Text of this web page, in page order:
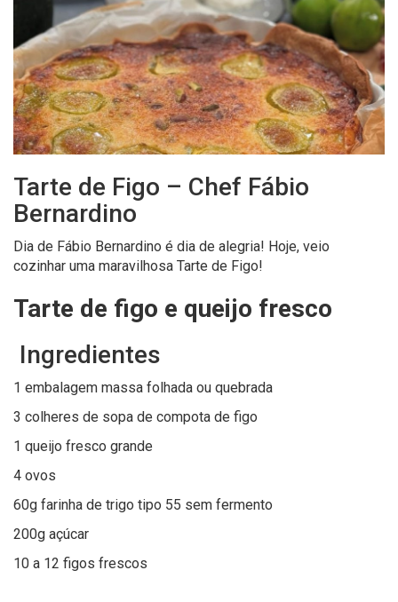
Tarte de Figo – Chef Fábio
Bernardino
Dia de Fábio Bernardino é dia de alegria! Hoje, veio
cozinhar uma maravilhosa Tarte de Figo!
Tarte de figo e queijo fresco
Ingredientes
1 embalagem massa folhada ou quebrada
3 colheres de sopa de compota de figo
1 queijo fresco grande
4 ovos
60g farinha de trigo tipo 55 sem fermento
200g açúcar
10 a 12 figos frescos